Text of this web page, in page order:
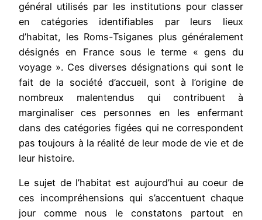
général utilisés par les institutions pour classer
en catégories identifiables par leurs lieux
d’habitat, les Roms-Tsiganes plus généralement
désignés en France sous le terme « gens du
voyage ». Ces diverses désignations qui sont le
fait de la société d’accueil, sont à l’origine de
nombreux malentendus qui contribuent à
marginaliser ces personnes en les enfermant
dans des catégories figées qui ne correspondent
pas toujours à la réalité de leur mode de vie et de
leur histoire.
Le sujet de l’habitat est aujourd’hui au coeur de
ces incompréhensions qui s’accentuent chaque
jour comme nous le constatons partout en